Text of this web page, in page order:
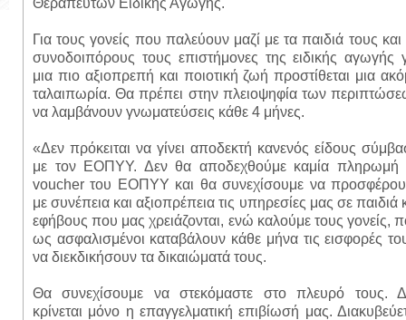
Για τους γονείς που παλεύουν μαζί με τα παιδιά τους και
συνοδοιπόρους τους επιστήμονες της ειδικής αγωγής
μια πιο αξιοπρεπή και ποιοτική ζωή προστίθεται μια
ταλαιπωρία. Θα πρέπει στην πλειοψηφία των
να λαμβάνουν γνωματεύσεις κάθε 4 μήνες.
«Δεν πρόκειται να γίνει αποδεκτή κανενός είδους
με τον ΕΟΠΥΥ. Δεν θα αποδεχθούμε καμία πληρωμή
voucher του ΕΟΠΥΥ και θα συνεχίσουμε να
με συνέπεια και αξιοπρέπεια τις υπηρεσίες μας σε παιδιά
εφήβους που μας χρειάζονται, ενώ καλούμε τους γονείς,
ως ασφαλισμένοι καταβάλουν κάθε μήνα τις εισφορές
να διεκδικήσουν τα δικαιώματά τους.
Θα συνεχίσουμε να στεκόμαστε στο πλευρό τους.
κρίνεται μόνο η επαγγελματική επιβίωσή μας.